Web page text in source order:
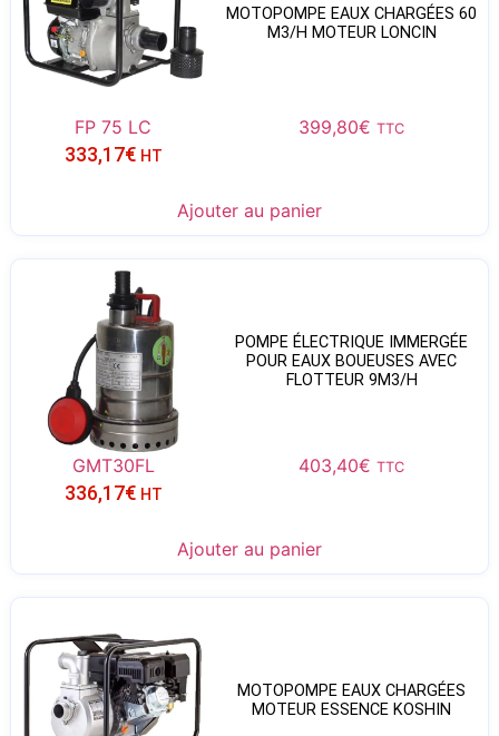
MOTOPOMPE EAUX CHARGÉES 60
M3/H MOTEUR LONCIN
FP 75 LC 399,80€ TTC
333,17€ HT
Ajouter au panier
POMPE ÉLECTRIQUE IMMERGÉE
POUR EAUX BOUEUSES AVEC
FLOTTEUR 9M3/H
GMT30FL 403,40€ TTC
336,17€ HT
Ajouter au panier
MOTOPOMPE EAUX CHARGÉES
MOTEUR ESSENCE KOSHIN